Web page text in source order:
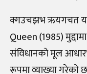
क्गउचझभ ऋयगचत
Queen (1985)
संविधानको मूल
रूपमा व्याख्या गरेको